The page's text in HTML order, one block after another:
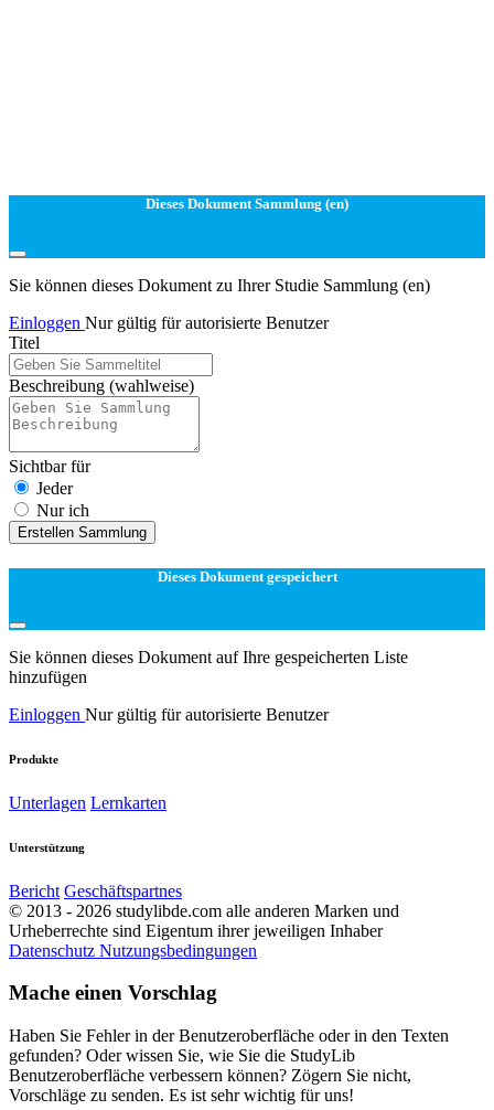
Dieses Dokument Sammlung (en)
Sie können dieses Dokument zu Ihrer Studie Sammlung (en)
Einloggen Nur gültig für autorisierte Benutzer
Titel
Beschreibung (wahlweise)
Sichtbar für
Jeder
Nur ich
Erstellen Sammlung
Dieses Dokument gespeichert
Sie können dieses Dokument auf Ihre gespeicherten Liste
hinzufügen
Einloggen Nur gültig für autorisierte Benutzer
Produkte
Unterlagen Lernkarten
Unterstützung
Bericht Geschäftspartnes
© 2013 - 2026 studylibde.com alle anderen Marken und
Urheberrechte sind Eigentum ihrer jeweiligen Inhaber
Datenschutz Nutzungsbedingungen
Mache einen Vorschlag
Haben Sie Fehler in der Benutzeroberfläche oder in den Texten
gefunden? Oder wissen Sie, wie Sie die StudyLib
Benutzeroberfläche verbessern können? Zögern Sie nicht,
Vorschläge zu senden. Es ist sehr wichtig für uns!